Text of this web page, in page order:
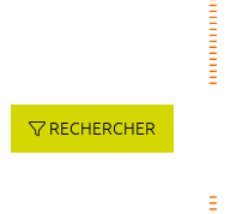
RECHERCHER